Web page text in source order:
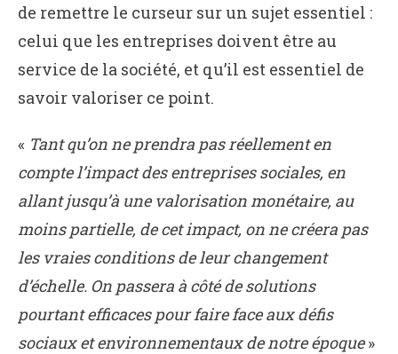
de remettre le curseur sur un sujet essentiel :
celui que les entreprises doivent être au
service de la société, et qu’il est essentiel de
savoir valoriser ce point.
« Tant qu’on ne prendra pas réellement en
compte l’impact des entreprises sociales, en
allant jusqu’à une valorisation monétaire, au
moins partielle, de cet impact, on ne créera pas
les vraies conditions de leur changement
d’échelle. On passera à côté de solutions
pourtant efficaces pour faire face aux défis
sociaux et environnementaux de notre époque»